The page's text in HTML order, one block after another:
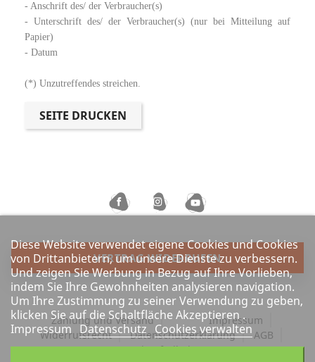
- Anschrift des/ der Verbraucher(s)
- Unterschrift des/ der Verbraucher(s) (nur bei Mitteilung auf
Papier)
- Datum
(*) Unzutreffendes streichen.
Diese Website verwendet eigene Cookies und Cookies
von Drittanbietern, um unsere Dienste zu verbessern.
Und zeigen Sie Werbung in Bezug auf Ihre Vorlieben,
indem Sie Ihre Gewohnheiten analysieren navigation.
Um Ihre Zustimmung zu seiner Verwendung zu geben,
klicken Sie auf die Schaltfläche Akzeptieren .
Impressum Datenschutz Cookies verwalten
VERTRAG WIDERRUFEN
Zahlung und Versand
Impressum
Widerrufsrecht
Datenschutzerklärung
AGB
Barrierefreiheit